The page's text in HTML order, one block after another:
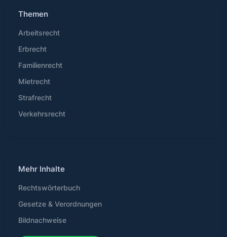
Themen
Arbeitsrecht
Erbrecht
Familienrecht
Mietrecht
Strafrecht
Verkehrsrecht
Mehr Inhalte
Rechtswörterbuch
Gesetze & Verordnungen
Bildnachweise